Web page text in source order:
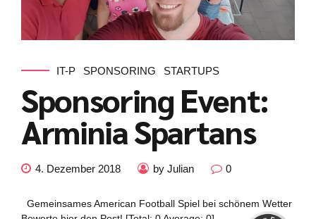
IT-P SPONSORING STARTUPS
Sponsoring Event:
Arminia Spartans
4. Dezember 2018 by Julian 0
Gemeinsames American Football Spiel bei schönem Wetter
Kundenbewertungen und Erfahrungen zu
julian-funke.de
Empfehlungen auf
ProvenExpert.com
SEHR GUT
4,87
5,00